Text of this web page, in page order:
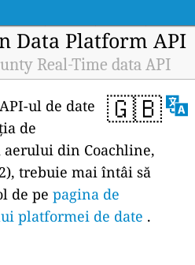
Data Platform API
Real-Time data API
🇬🇧
ul de date
de
din Coachline,
trebuie mai întâi să
de pepagina de
platformei de date .